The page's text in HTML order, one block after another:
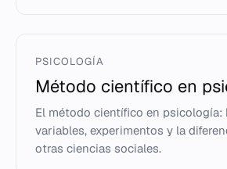
PSICOLOGÍA
Método científico en
El método científico en psicología:
variables, experimentos y la
otras ciencias sociales.